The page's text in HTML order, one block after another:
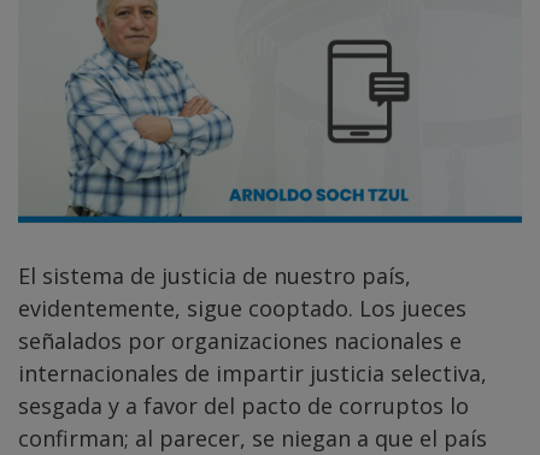
El sistema de justicia de nuestro país,
evidentemente, sigue cooptado. Los jueces
señalados por organizaciones nacionales e
internacionales de impartir justicia selectiva,
sesgada y a favor del pacto de corruptos lo
confirman; al parecer, se niegan a que el país